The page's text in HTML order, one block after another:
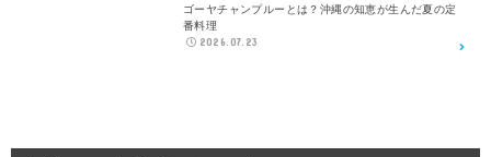
ゴーヤチャンプルーとは？沖縄の知恵が生んだ夏の定
番料理
2026.07.23